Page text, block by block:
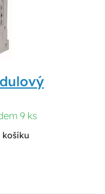
9 ks